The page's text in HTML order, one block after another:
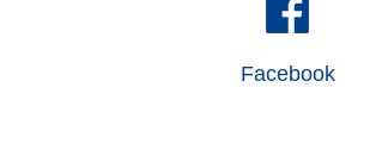
Facebook